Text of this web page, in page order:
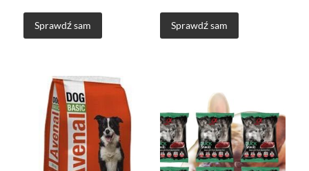
Sprawdź sam Sprawdź sam